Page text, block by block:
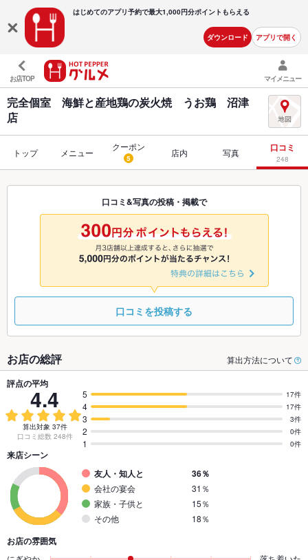
はじめてのアプリ予約で最大1,000円分ポイントもらえる
ダウンロード アプリで開く
お店TOP マイメニュー
完全個室 海鮮と産地鶏の炭火焼 うお鶏 沼津
店
トップ メニュー
クーポン
5 店内 写真 口コミ
248
口コミ&写真の投稿・掲載で
口コミを投稿する
お店の総評 算出方法について
評点の平均
4.4
算出対象 37件
口コミ総数 248件
5 17件
4 17件
3 3件
2 0件
1 0件
来店シーン
友人・知人と
36％
会社の宴会
31％
家族・子供と
15％
その他
18％
お店の雰囲気